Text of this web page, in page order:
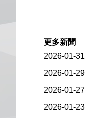
更多新聞
2026-01-31
2026-01-29
2026-01-27
2026-01-23